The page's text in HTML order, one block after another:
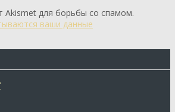
Akismet для борьбы со спамом.
ваши данные